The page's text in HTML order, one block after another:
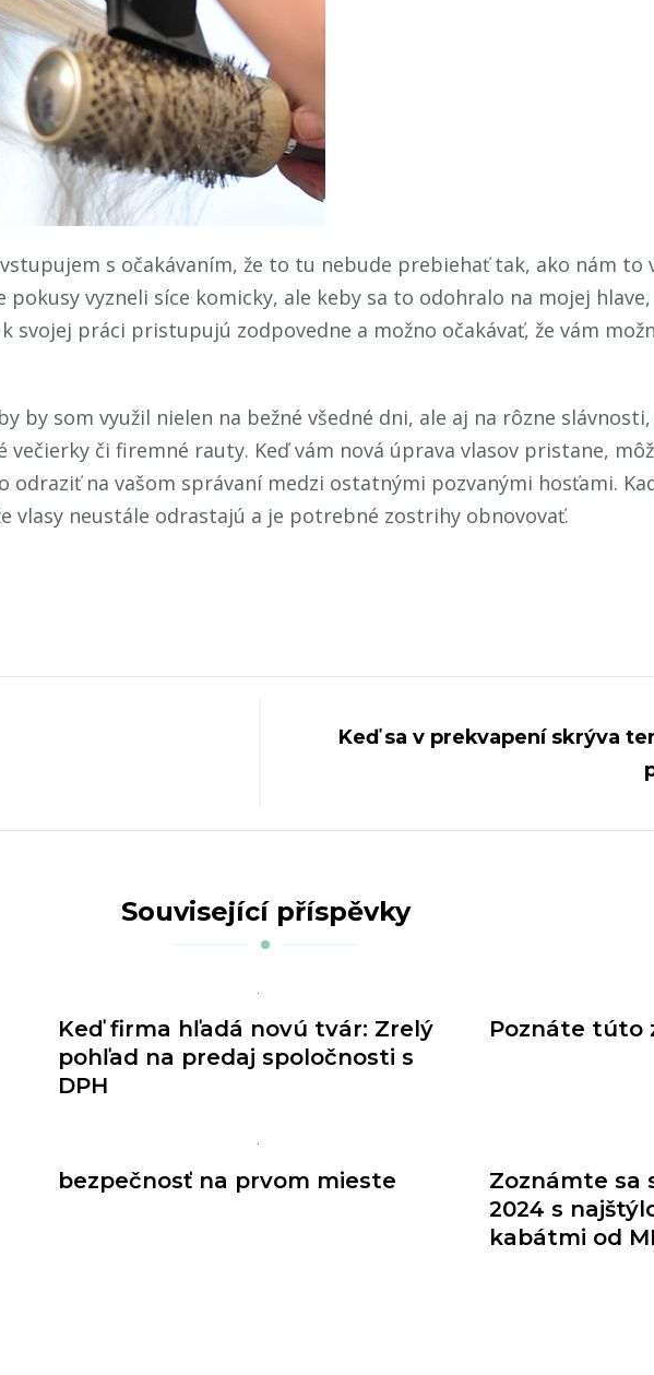
vstupujem s očakávaním, že to tu nebude prebiehať tak, ako nám to
vyzneli síce komicky, ale keby sa to odohralo na mojej
svojej práci pristupujú zodpovedne a možno očakávať, že vám
by som využil nielen na bežné všedné dni, ale aj na rôzne
či firemné rauty. Keď vám nová úprava vlasov pristane,
na vašom správaní medzi ostatnými pozvanými hosťami.
vlasy neustále odrastajú a je potrebné zostrihy obnovovať.
Keď sa v prekvapení skrýva
Související příspěvky
Keď firma hľadá novú tvár: Zrelý
pohľad na predaj spoločnosti s
DPH
Poznáte túto
bezpečnosť na prvom mieste
Zoznámte sa
2024 s
kabátmi od